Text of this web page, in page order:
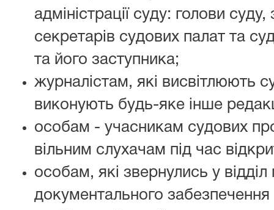
адміністрації суду: голови
секретарів судових палат та
та його заступника;
журналістам, які висвітлюють
виконують будь-яке інше
особам - учасникам судових
вільним слухачам під час
особам, які звернулись у
документального забезпечення